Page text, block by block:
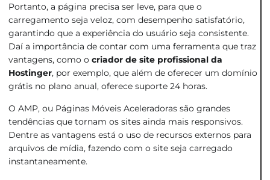
Portanto, a página precisa ser leve, para que o
carregamento seja veloz, com desempenho satisfatório,
garantindo que a experiência do usuário seja consistente.
Daí a importância de contar com uma ferramenta que traz
vantagens, como o criador de site profissional da
Hostinger, por exemplo, que além de oferecer um domínio
grátis no plano anual, oferece suporte 24 horas.
O AMP, ou Páginas Móveis Aceleradoras são grandes
tendências que tornam os sites ainda mais responsivos.
Dentre as vantagens está o uso de recursos externos para
arquivos de mídia, fazendo com o site seja carregado
instantaneamente.